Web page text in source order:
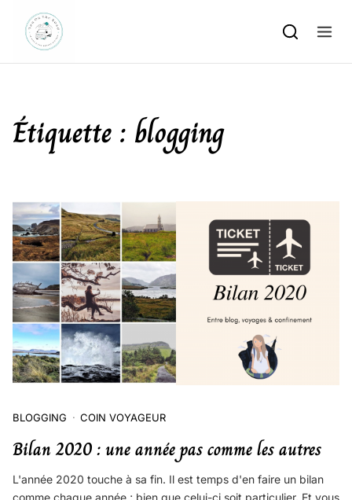
Skip to content
Étiquette : blogging
BLOGGING COIN VOYAGEUR
Bilan 2020 : une année pas comme les autres
L'année 2020 touche à sa fin. Il est temps d'en faire un bilan
comme chaque année ; bien que celui-ci soit particulier. Et vous